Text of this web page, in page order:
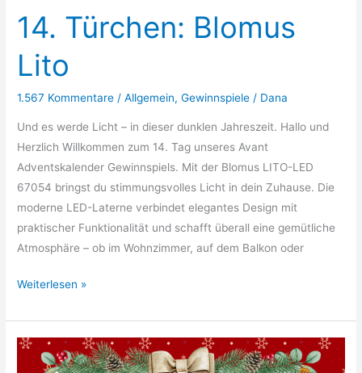
14. Türchen: Blomus
Lito
1.567 Kommentare /Allgemein,Gewinnspiele / Dana
Und es werde Licht – in dieser dunklen Jahreszeit. Hallo und
Herzlich Willkommen zum 14. Tag unseres Avant
Adventskalender Gewinnspiels. Mit der Blomus LITO-LED
67054 bringst du stimmungsvolles Licht in dein Zuhause. Die
moderne LED-Laterne verbindet elegantes Design mit
praktischer Funktionalität und schafft überall eine gemütliche
Atmosphäre – ob im Wohnzimmer, auf dem Balkon oder
14.
Blomus
Lito
Weiterlesen »